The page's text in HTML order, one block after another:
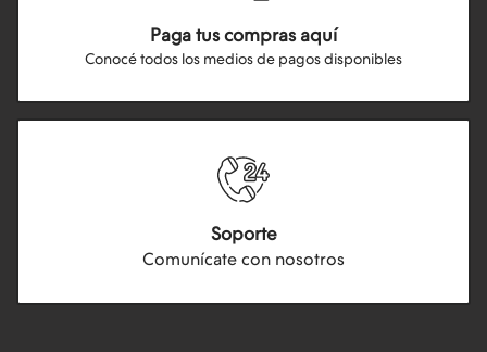
Paga tus compras aquí
Conocé todos los medios de pagos disponibles
Soporte
Comunícate con nosotros